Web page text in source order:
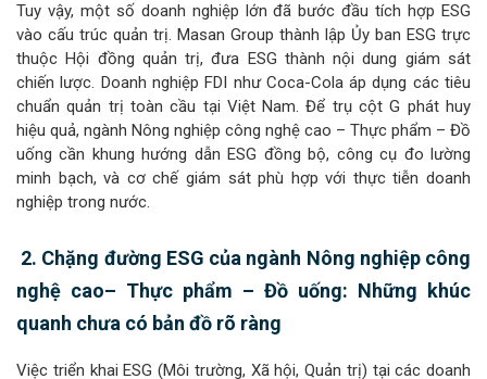
Tuy vậy, một số doanh nghiệp lớn đã bước đầu tích hợp ESG
vào cấu trúc quản trị. Masan Group thành lập Ủy ban ESG trực
thuộc Hội đồng quản trị, đưa ESG thành nội dung giám sát
chiến lược. Doanh nghiệp FDI như Coca-Cola áp dụng các tiêu
chuẩn quản trị toàn cầu tại Việt Nam. Để trụ cột G phát huy
hiệu quả, ngành Nông nghiệp công nghệ cao – Thực phẩm – Đồ
uống cần khung hướng dẫn ESG đồng bộ, công cụ đo lường
minh bạch, và cơ chế giám sát phù hợp với thực tiễn doanh
nghiệp trong nước.
2. Chặng đường ESG của ngành Nông nghiệp công
nghệ cao– Thực phẩm – Đồ uống: Những khúc
quanh chưa có bản đồ rõ ràng
Việc triển khai ESG (Môi trường, Xã hội, Quản trị) tại các doanh